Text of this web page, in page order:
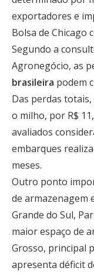
exportadores e
Bolsa de Chicago
Segundo a
Agronegócio, as
brasileira podem
Das perdas
o milho, por R$
avaliados
embarques
meses.
Outro ponto
de armazenagem
Grande do Sul,
maior espaço de
Grosso, principal
apresenta déficit